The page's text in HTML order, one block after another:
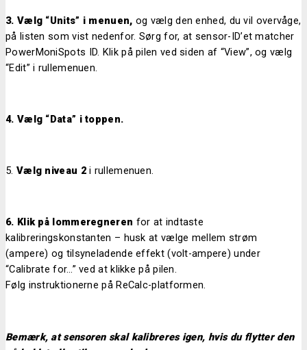
3. Vælg “Units” i menuen, og vælg den enhed, du vil overvåge,
på listen som vist nedenfor. Sørg for, at sensor-ID’et matcher
PowerMoniSpots ID. Klik på pilen ved siden af “View”, og vælg
“Edit” i rullemenuen.
4. Vælg “Data” i toppen.
5. Vælg niveau 2i rullemenuen.
6. Klik på lommeregneren for at indtaste
kalibreringskonstanten – husk at vælge mellem strøm
(ampere) og tilsyneladende effekt (volt-ampere) under
“Calibrate for…” ved at klikke på pilen.
Følg instruktionerne på ReCalc-platformen.
Bemærk, at sensoren skal kalibreres igen, hvis du flytter den